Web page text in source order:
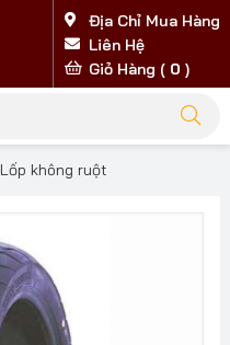
Địa Chỉ Mua Hàng
Liên Hệ
Giỏ Hàng ( 0 )
Lốp không ruột